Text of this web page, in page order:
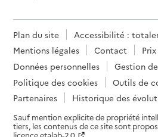
Plan du site
Accessibilité :
Mentions légales
Contact
Données personnelles
Gestion
Politique des cookies
Outils de
Partenaires
Historique des
Sauf mention explicite de propriété
tiers, les contenus de ce site sont
licence etalab-2.0